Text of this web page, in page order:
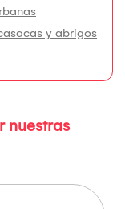
y abrigos
nuestras